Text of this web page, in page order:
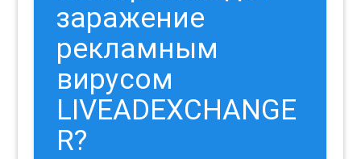
заражение
рекламным
вирусом
LIVEADEXCHANGE
R?